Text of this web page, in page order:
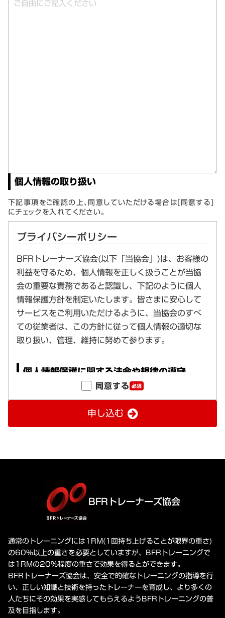
個人情報の取り扱い
下記事項をご確認の上、同意していただける場合は[同意する]
にチェックを入れてください。
同意する 必須
申し込む
BFRトレーナーズ協会
通常のトレーニングには1RM(1回持ち上げることが限界の重さ)
の60%以上の重さを必要としていますが、BFRトレーニングで
は1RMの20%程度の重さで効果を得るとができます。
BFRトレーナーズ協会は、安全で的確なトレーニングの指導を行
い、正しい知識と技術を持ったトレーナーを育成し、より多くの
人たちにその効果を実感してもらえるようBFRトレーニングの普
及を目指します。